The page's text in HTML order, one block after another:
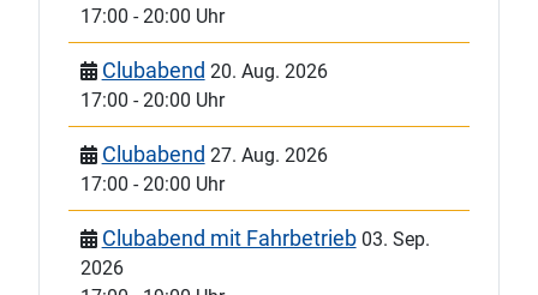
17:00 -20:00 Uhr
Clubabend 20. Aug. 2026
17:00 -20:00 Uhr
Clubabend 27. Aug. 2026
17:00 -20:00 Uhr
Clubabend mit Fahrbetrieb 03. Sep.
2026